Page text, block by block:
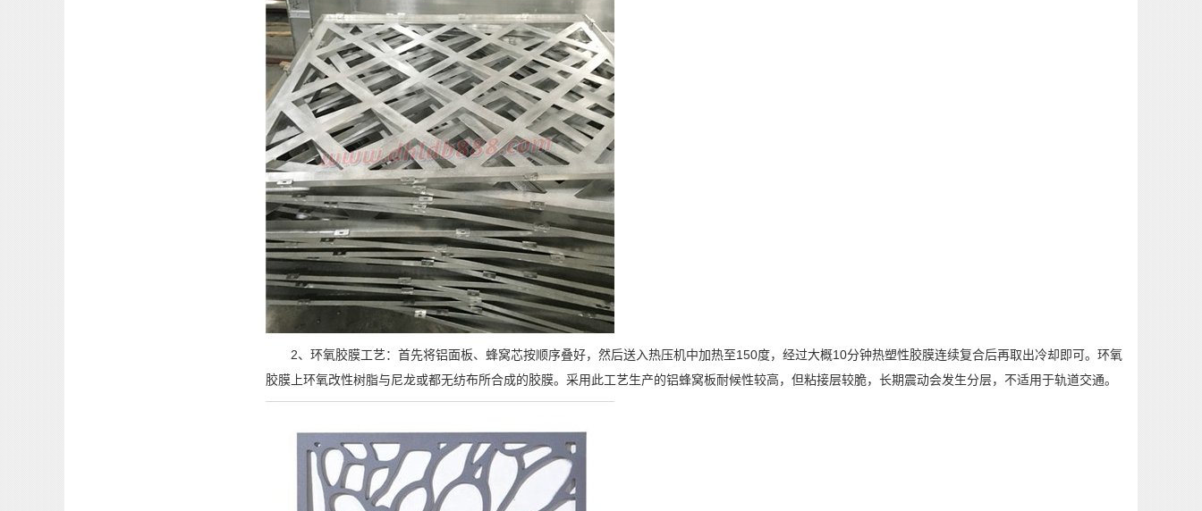
2、环氧胶膜工艺：首先将铝面板、蜂窝芯按顺序叠好，然后送入热压机中加热至150度，经过大概10分钟热塑性胶膜连续复合后再取出冷却即可。环氧
胶膜上环氧改性树脂与尼龙或都无纺布所合成的胶膜。采用此工艺生产的铝蜂窝板耐候性较高，但粘接层较脆，长期震动会发生分层，不适用于轨道交通。